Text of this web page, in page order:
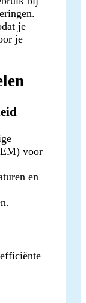
je
je
voor
en